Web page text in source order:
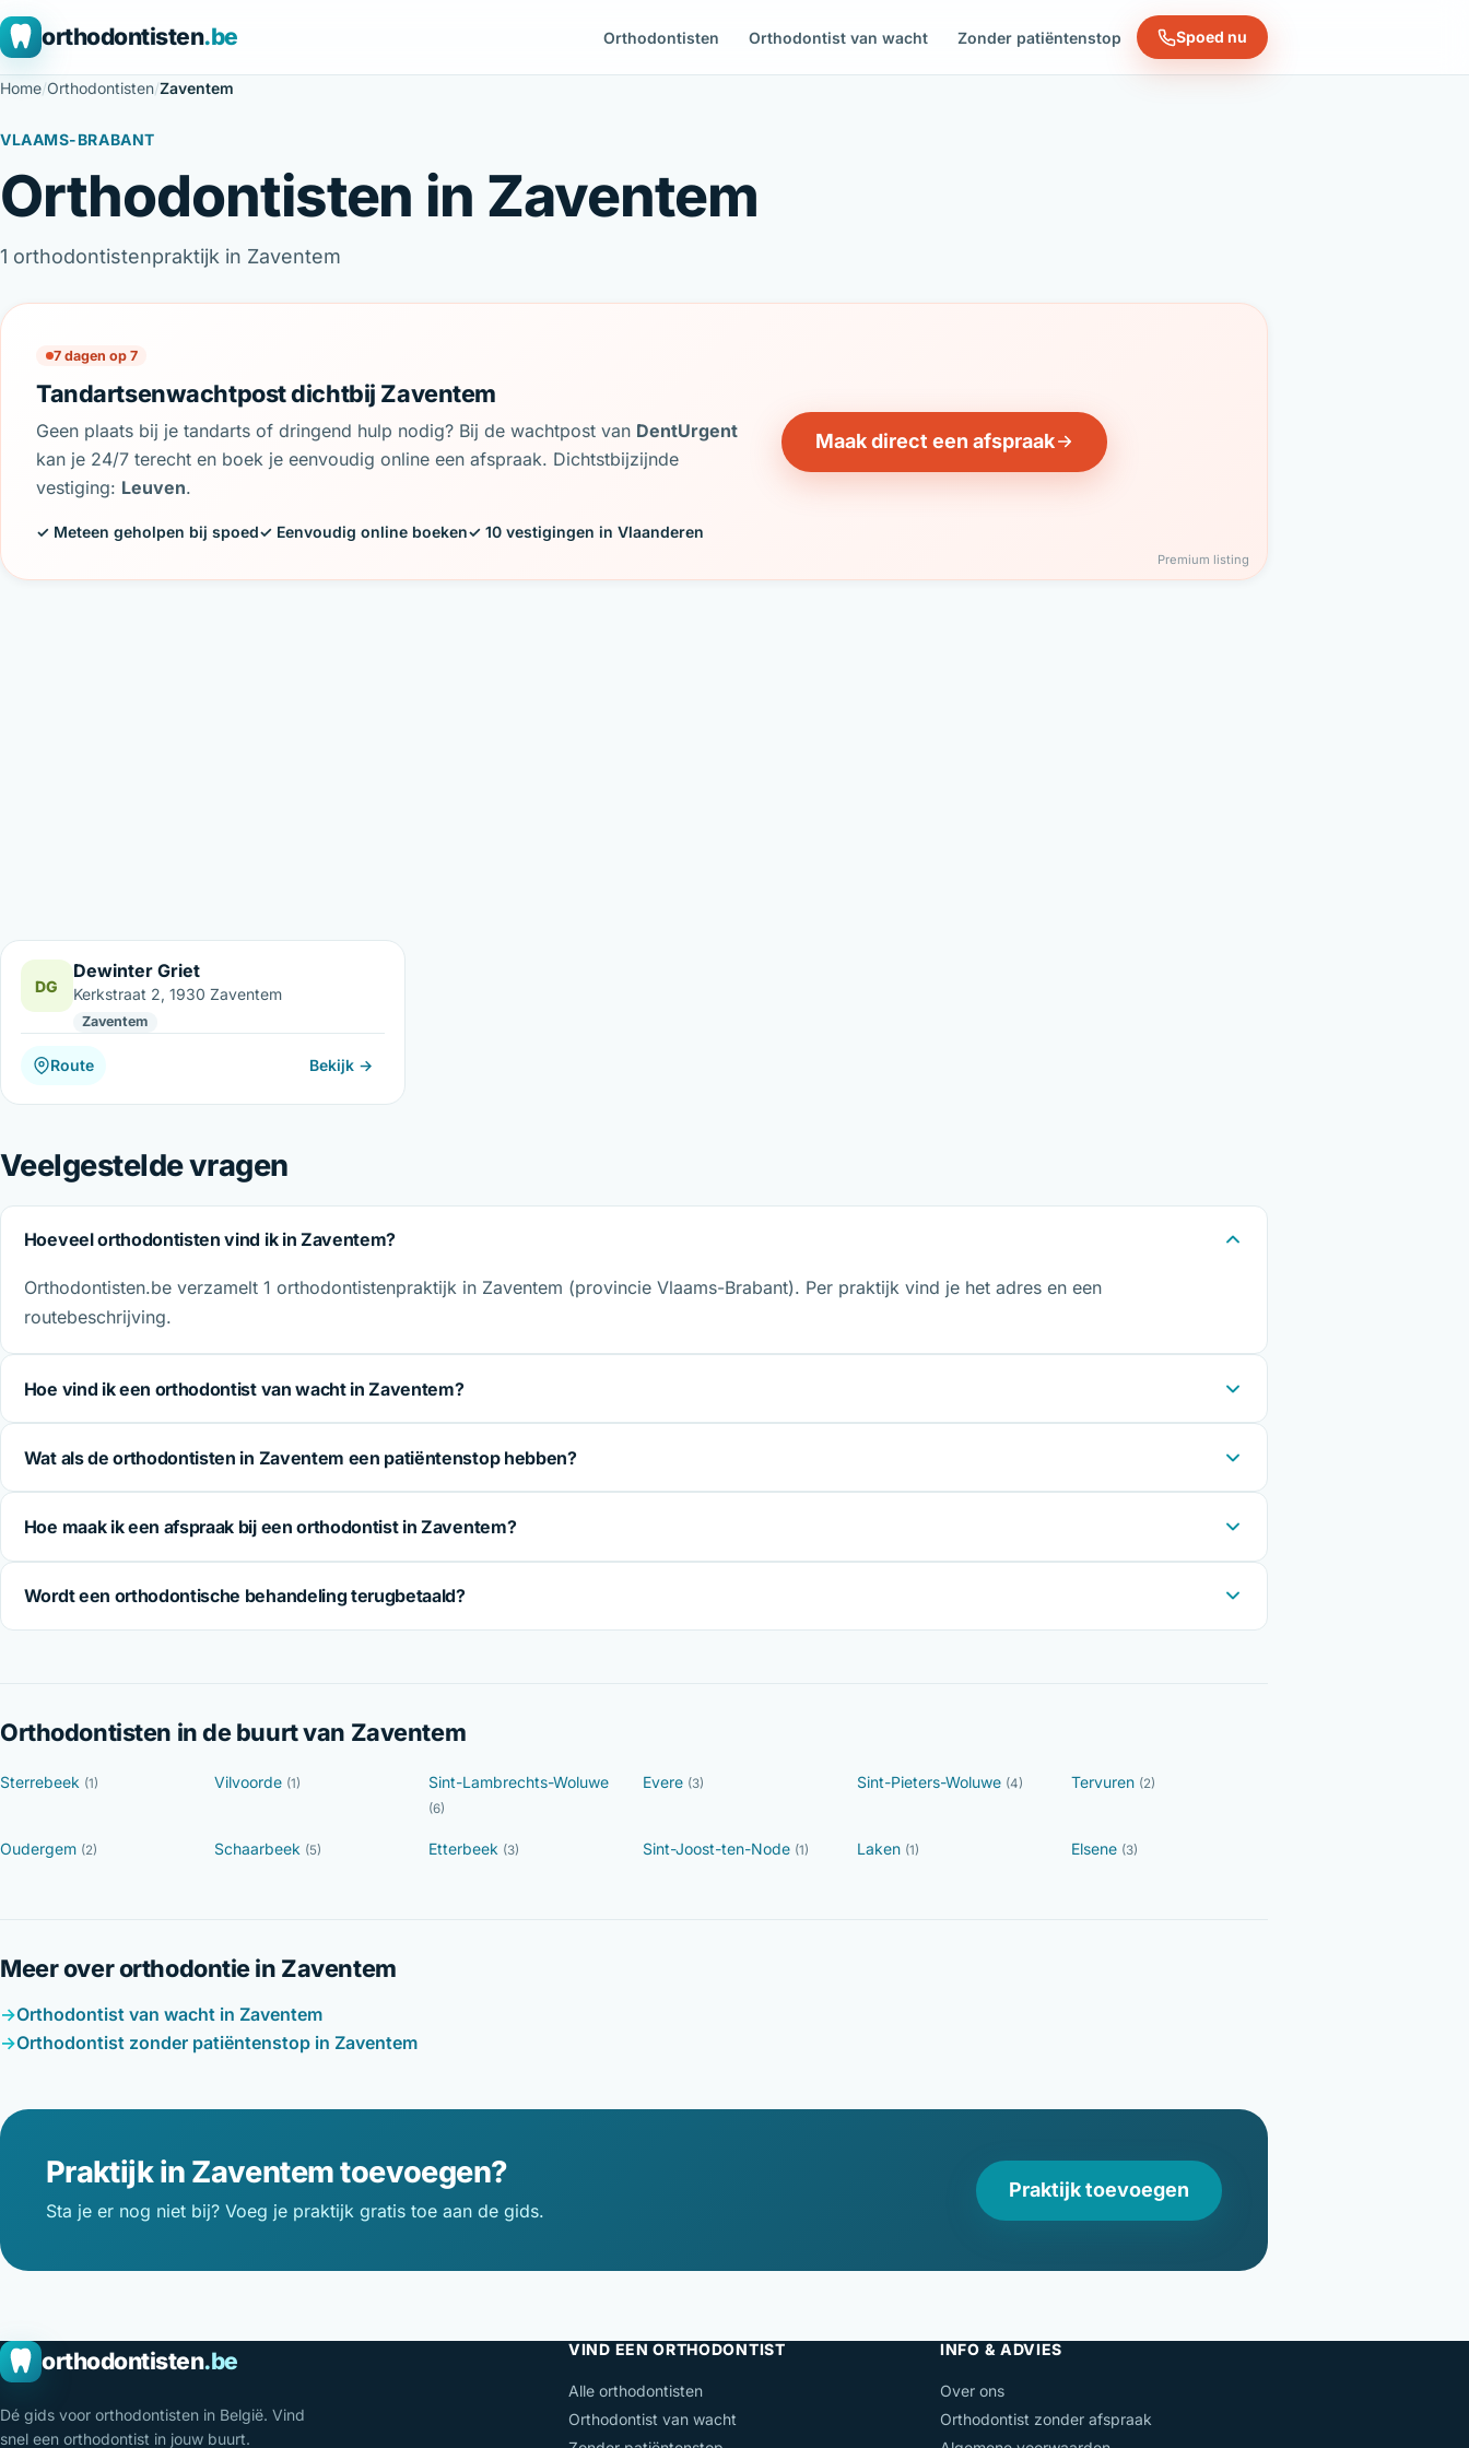
orthodontisten.be Orthodontisten Orthodontist van wacht Zonder patiëntenstop Spoed nu
Home/Orthodontisten/Zaventem
VLAAMS-BRABANT
Orthodontisten in Zaventem
1 orthodontistenpraktijk in Zaventem
7 dagen op 7
Tandartsenwachtpost dichtbij Zaventem
Geen plaats bij je tandarts of dringend hulp nodig? Bij de wachtpost van DentUrgent
kan je 24/7 terecht en boek je eenvoudig online een afspraak. Dichtstbijzijnde
vestiging: Leuven.
✓ Meteen geholpen bij spoed✓ Eenvoudig online boeken✓ 10 vestigingen in Vlaanderen
Maak direct een afspraak
Premium listing
DG
Dewinter Griet
Kerkstraat 2, 1930 Zaventem
Zaventem
Route Bekijk →
Veelgestelde vragen
Hoeveel orthodontisten vind ik in Zaventem?
Orthodontisten.be verzamelt 1 orthodontistenpraktijk in Zaventem (provincie Vlaams-Brabant). Per praktijk vind je het adres en een
routebeschrijving.
Hoe vind ik een orthodontist van wacht in Zaventem?
Wat als de orthodontisten in Zaventem een patiëntenstop hebben?
Hoe maak ik een afspraak bij een orthodontist in Zaventem?
Wordt een orthodontische behandeling terugbetaald?
Orthodontisten in de buurt van Zaventem
Sterrebeek (1) Vilvoorde (1) Sint-Lambrechts-Woluwe
(6)
Evere (3) Sint-Pieters-Woluwe (4) Tervuren (2)
Oudergem (2) Schaarbeek (5) Etterbeek (3) Sint-Joost-ten-Node (1) Laken (1) Elsene (3)
Meer over orthodontie in Zaventem
Orthodontist van wacht in Zaventem
Orthodontist zonder patiëntenstop in Zaventem
Praktijk in Zaventem toevoegen?
Sta je er nog niet bij? Voeg je praktijk gratis toe aan de gids.
Praktijk toevoegen
orthodontisten.be
Dé gids voor orthodontisten in België. Vind
snel een orthodontist in jouw buurt.
VIND EEN ORTHODONTIST
Alle orthodontisten
Orthodontist van wacht
INFO & ADVIES
Over ons
Orthodontist zonder afspraak